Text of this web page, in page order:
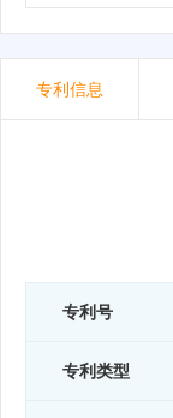
专利信息
专利号
专利类型